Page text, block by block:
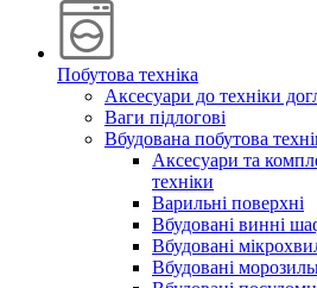
Побутова техніка
Аксесуари до техніки
Ваги підлогові
Вбудована побутова
Аксесуари та
техніки
Варильні поверхні
Вбудовані винні
Вбудовані
Вбудовані